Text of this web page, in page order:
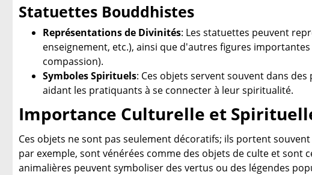
Statuettes Bouddhistes
Représentations de Divinités: Les statuettes peuvent
enseignement, etc.), ainsi que d'autres figures
compassion).
Symboles Spirituels: Ces objets servent souvent dans
aidant les pratiquants à se connecter à leur spiritualité.
Importance Culturelle et
Ces objets ne sont pas seulement décoratifs; ils portent
par exemple, sont vénérées comme des objets de culte et
animalières peuvent symboliser des vertus ou des légendes